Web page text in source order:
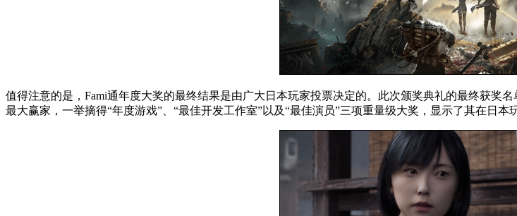
值得注意的是，Fami通年度大奖的最终结果是由广大日本玩家投票决定的。此次颁奖典礼的最终获奖
最大赢家，一举摘得“年度游戏”、“最佳开发工作室”以及“最佳演员”三项重量级大奖，显示了其在日本